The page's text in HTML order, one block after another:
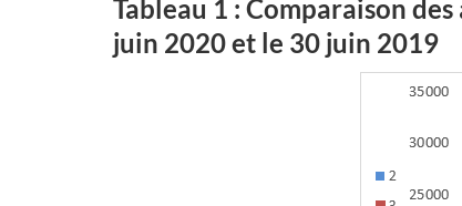
Tableau 1 : Comparaison
juin 2020 et le 30 juin 2019